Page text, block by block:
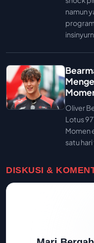
namun
Oliver
Lotus
Momen
satu
DISKUSI &